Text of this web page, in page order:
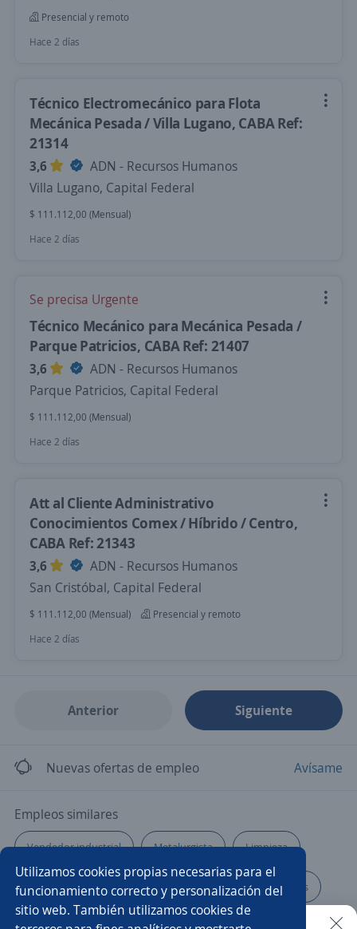
Utilizamos cookies propias necesarias para el
funcionamiento correcto y personalización del
sitio web. También utilizamos cookies de
Presencial y remoto
Hace 2 días
Técnico Electromecánico para Flota
Mecánica Pesada / Villa Lugano, CABA Ref:
21314
3,6
ADN - Recursos Humanos
Villa Lugano, Capital Federal
$ 111.112,00 (Mensual)
Hace 2 días
Se precisa Urgente
Técnico Mecánico para Mecánica Pesada /
Parque Patricios, CABA Ref: 21407
3,6
ADN - Recursos Humanos
Parque Patricios, Capital Federal
$ 111.112,00 (Mensual)
Hace 2 días
Att al Cliente Administrativo
Conocimientos Comex / Híbrido / Centro,
CABA Ref: 21343
3,6
ADN - Recursos Humanos
San Cristóbal, Capital Federal
$ 111.112,00 (Mensual)
Presencial y remoto
Hace 2 días
Anterior Siguiente
Nuevas ofertas de empleo Avísame
Empleos similares
Vendedor industrial Metalurgista Limpieza
Técnico/a Desarrollador/a sénior/a Técnicos/as